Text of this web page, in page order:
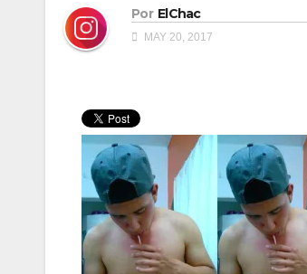
Por ElChac
MAY 20, 2017